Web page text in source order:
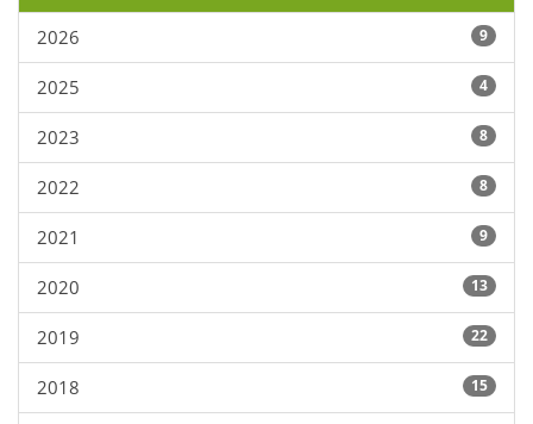
2026 9
2025 4
2023 8
2022 8
2021 9
2020 13
2019 22
2018 15